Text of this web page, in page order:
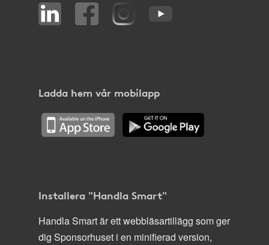
Ladda hem vår mobilapp
Installera "Handla Smart"
Handla Smart är ett webbläsartillägg som ger
dig Sponsorhuset i en minifierad version,